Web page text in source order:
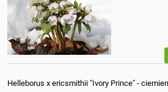
Helleborus x ericsmithii "Ivory Prince" -